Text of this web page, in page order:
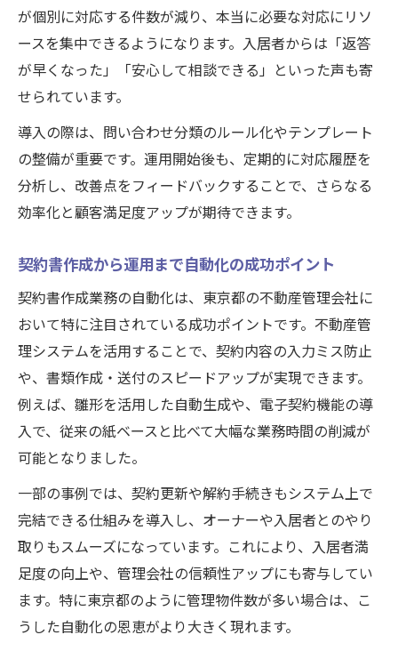
が個別に対応する件数が減り、本当に必要な対応にリソ
ースを集中できるようになります。入居者からは「返答
が早くなった」「安心して相談できる」といった声も寄
せられています。
導入の際は、問い合わせ分類のルール化やテンプレート
の整備が重要です。運用開始後も、定期的に対応履歴を
分析し、改善点をフィードバックすることで、さらなる
効率化と顧客満足度アップが期待できます。
契約書作成から運用まで自動化の成功ポイント
契約書作成業務の自動化は、東京都の不動産管理会社に
おいて特に注目されている成功ポイントです。不動産管
理システムを活用することで、契約内容の入力ミス防止
や、書類作成・送付のスピードアップが実現できます。
例えば、雛形を活用した自動生成や、電子契約機能の導
入で、従来の紙ベースと比べて大幅な業務時間の削減が
可能となりました。
一部の事例では、契約更新や解約手続きもシステム上で
完結できる仕組みを導入し、オーナーや入居者とのやり
取りもスムーズになっています。これにより、入居者満
足度の向上や、管理会社の信頼性アップにも寄与してい
ます。特に東京都のように管理物件数が多い場合は、こ
うした自動化の恩恵がより大きく現れます。